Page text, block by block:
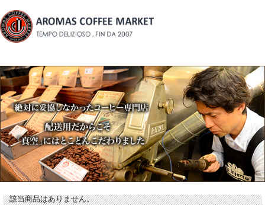
該当商品はありません。